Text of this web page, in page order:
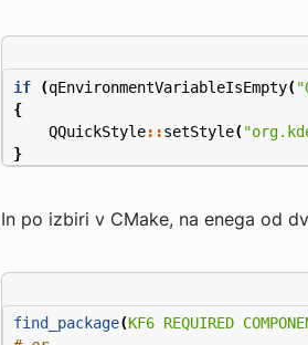
if (qEnvironmentVariableIsEmpty(
{
QQuickStyle::setStyle(
}
In po izbiri v CMake, na enega od
find_package(KF6 REQUIRED